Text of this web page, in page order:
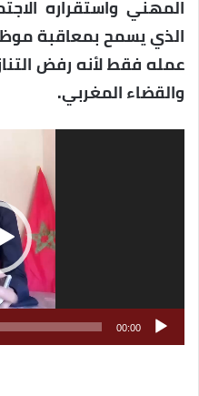
المهني واستقراره
الذي يسمح بمعاقبة
عمله فقط لأنه رفض
والقضاء المغربي.
00:00